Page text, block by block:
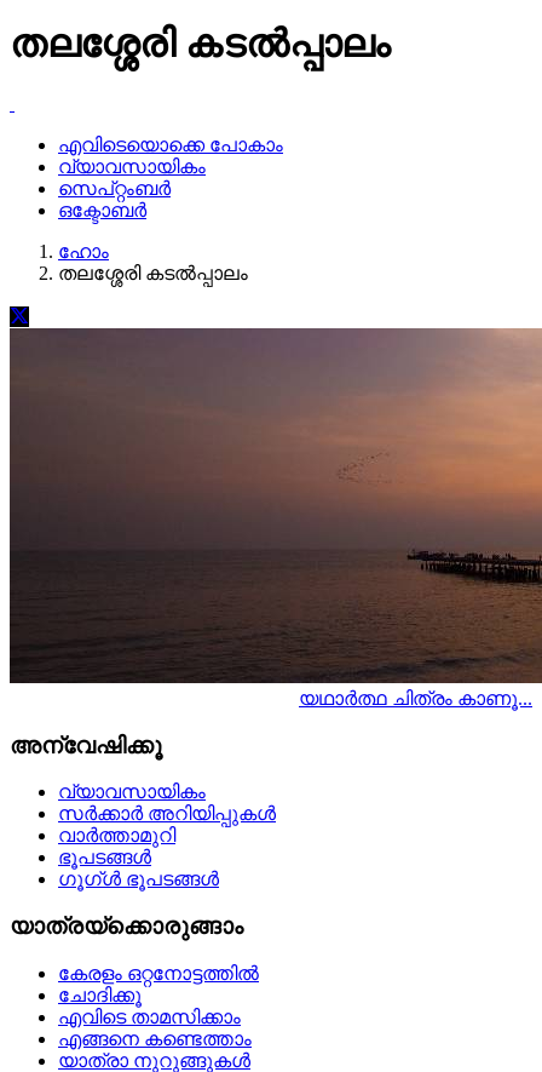
തലശ്ശേരി കടല്‍പ്പാലം
എവിടെയൊക്കെ പോകാം
വ്യാവസായികം
സെപ്റ്റംബര്‍
ഒക്ടോബര്‍
ഹോം
തലശ്ശേരി കടല്‍പ്പാലം
യഥാര്‍ത്ഥ ചിത്രം കാണൂ...
അന്വേഷിക്കൂ
വ്യാവസായികം
സര്‍ക്കാര്‍ അറിയിപ്പുകള്‍
വാര്‍ത്താമുറി
ഭൂപടങ്ങള്‍
ഗൂഗ്ള്‍ ഭൂപടങ്ങള്‍
യാത്രയ്‌ക്കൊരുങ്ങാം
കേരളം ഒറ്റനോട്ടത്തില്‍
ചോദിക്കൂ
എവിടെ താമസിക്കാം
എങ്ങനെ കണ്ടെത്താം
യാത്രാ നുറുങ്ങുകള്‍